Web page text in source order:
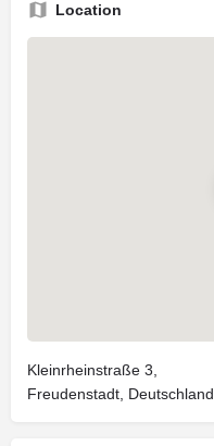
Location
Kleinrheinstraße 3,
Freudenstadt, Deutschland